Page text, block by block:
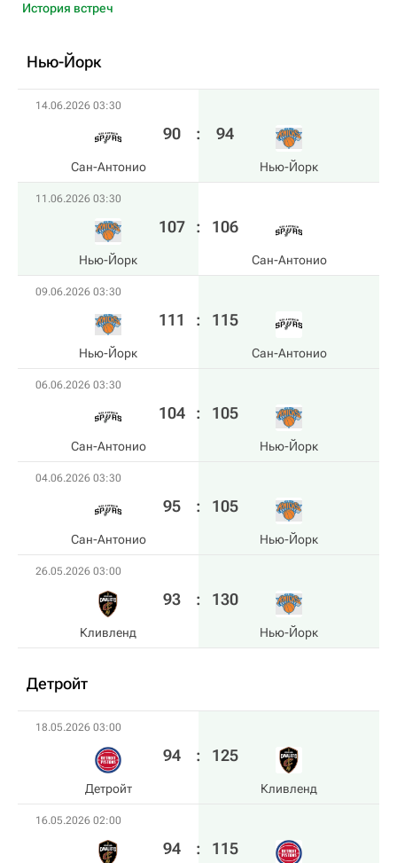
История встреч
Нью-Йорк
14.06.2026 03:30
Сан-Антонио
90 : 94
Нью-Йорк
11.06.2026 03:30
Нью-Йорк
107 : 106
Сан-Антонио
09.06.2026 03:30
Нью-Йорк
111 : 115
Сан-Антонио
06.06.2026 03:30
Сан-Антонио
104 : 105
Нью-Йорк
04.06.2026 03:30
Сан-Антонио
95 : 105
Нью-Йорк
26.05.2026 03:00
Кливленд
93 : 130
Нью-Йорк
Детройт
18.05.2026 03:00
Детройт
94 : 125
Кливленд
16.05.2026 02:00
94 : 115